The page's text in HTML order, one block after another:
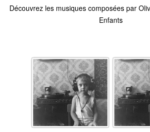
Découvrez les musiques composées par
Enfants